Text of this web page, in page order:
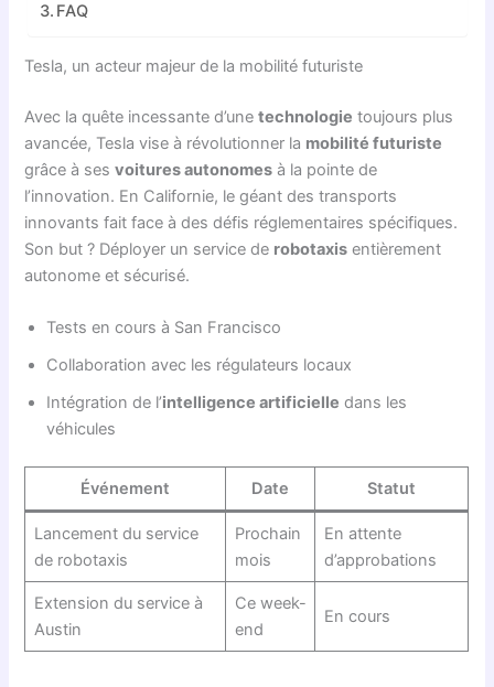
FAQ
Tesla, un acteur majeur de la mobilité futuriste
Avec la quête incessante d’unetechnologie toujours plus
avancée, Tesla vise à révolutionner la mobilité futuriste
grâce à sesvoitures autonomes à la pointe de
l’innovation. En Californie, le géant des transports
innovants fait face à des défis réglementaires spécifiques.
Son but ? Déployer un service de robotaxis entièrement
autonome et sécurisé.
Tests en cours à San Francisco
Collaboration avec les régulateurs locaux
Intégration de l’intelligence artificielle dans les
véhicules
Événement Date Statut
Lancement du service
de robotaxis
Prochain
mois
En attente
d’approbations
Extension du service à
Austin
Ce week-
end
En cours